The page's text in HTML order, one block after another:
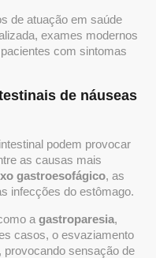
de atuação em saúde
exames modernos
com sintomas
de náuseas
podem provocar
as causas mais
gastroesofágico, as
infecções do estômago.
a gastroparesia,
casos, o esvaziamento
provocando sensação de